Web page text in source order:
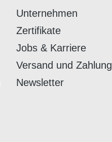
Unternehmen
Zertifikate
Jobs & Karriere
Versand und Zahlung
Newsletter